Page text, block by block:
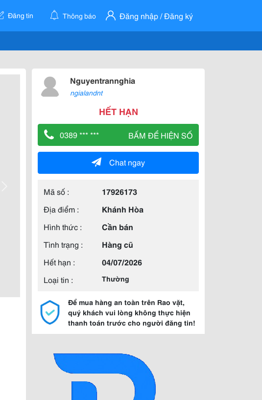
Đăng tin Thông báo Đăng nhập / Đăng ký
Nguyentrannghia
ngialandnt
HẾT HẠN
0389 *** *** BẤM ĐỂ HIỆN SỐ
Chat ngay
Mã số :
17926173
Địa điểm :
Khánh Hòa
Hình thức :
Cần bán
Tình trạng :
Hàng cũ
Hết hạn :
04/07/2026
Loại tin :
Thường
Để mua hàng an toàn trên Rao vặt,
quý khách vui lòng không thực hiện
thanh toán trước cho người đăng tin!